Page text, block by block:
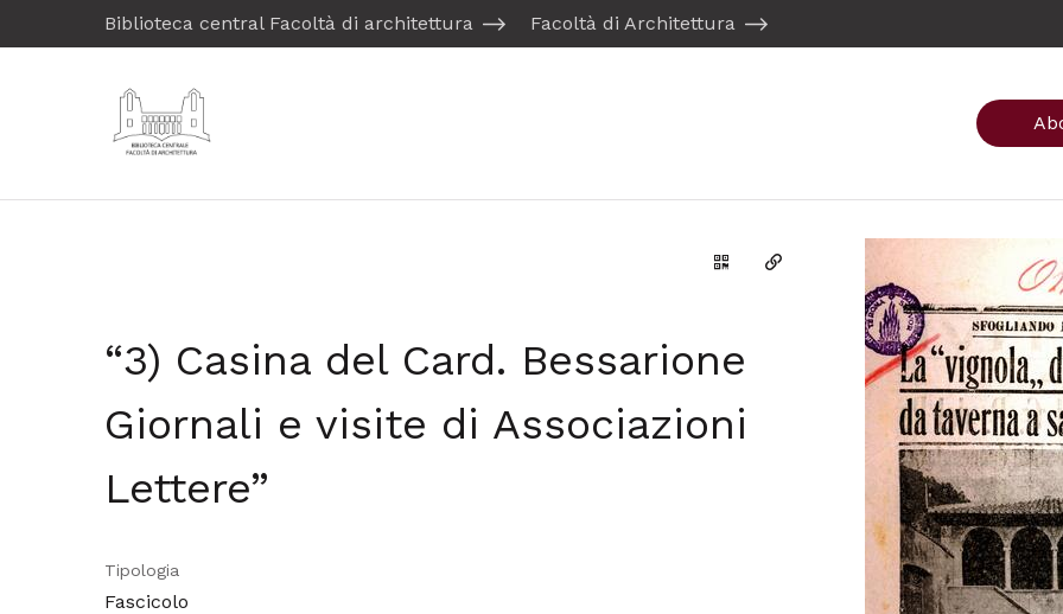
Biblioteca central Facoltà di architettura Facoltà di Architettura
Genera il QR Code della scheda
Copia il permalink
“3) Casina del Card. Bessarione
Giornali e visite di Associazioni
Lettere”
Tipologia
Fascicolo